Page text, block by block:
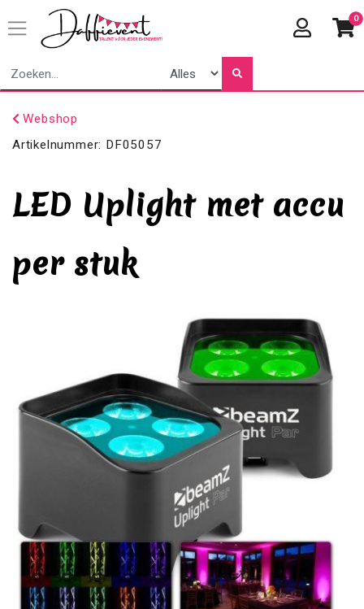
0
Webshop
Artikelnummer: DF05057
LED Uplight met accu
per stuk